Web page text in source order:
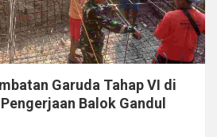
Garuda Tahap VI di
Balok Gandul